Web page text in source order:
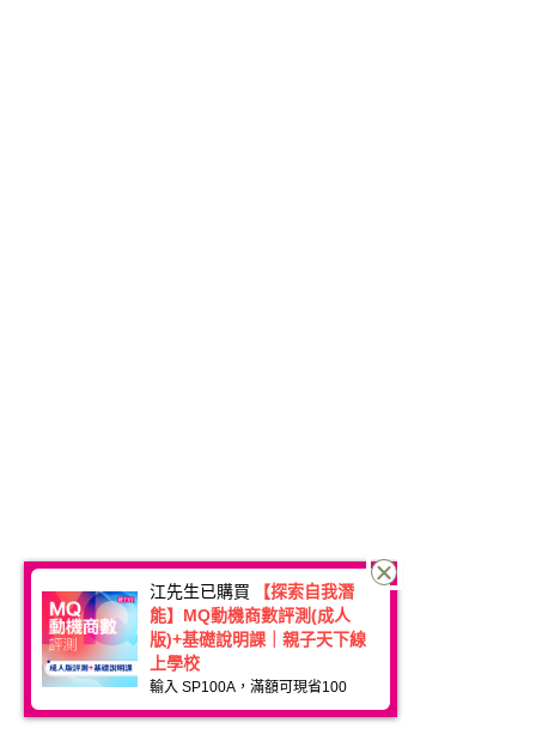
江先生已購買
【探索自我潛
能】MQ動機商數評測(成人
版)+基礎說明課｜親子天下線
上學校
輸入 SP100A，滿額可現省100